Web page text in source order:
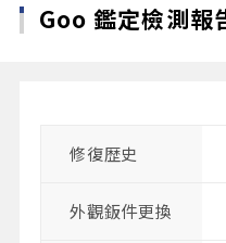
Goo 鑑定檢測報
修復歴史
外觀鈑件更換